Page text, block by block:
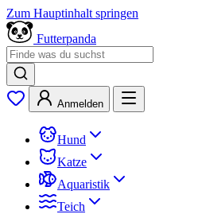
Zum Hauptinhalt springen
Futterpanda
Anmelden
Hund
Katze
Aquaristik
Teich